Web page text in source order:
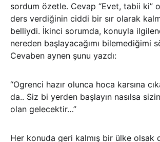
sordum özetle. Cevap “Evet, tabii ki”
ders verdiğinin ciddi bir sır olarak
belliydi. İkinci sorumda, konuyla
nereden başlayacağımı bilemediğimi
Cevaben aynen şunu yazdı:
“Ogrenci hazır olunca hoca karsına
da.. Siz bi yerden başlayın nasılsa
olan gelecektir…”
Her konuda geri kalmış bir ülke olsak